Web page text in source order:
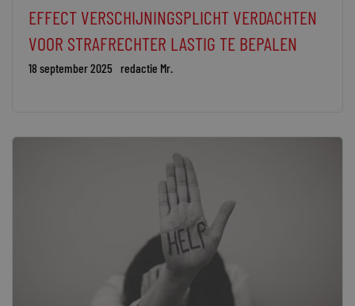
EFFECT VERSCHIJNINGSPLICHT VERDACHTEN
VOOR STRAFRECHTER LASTIG TE BEPALEN
18 september 2025 redactie Mr.